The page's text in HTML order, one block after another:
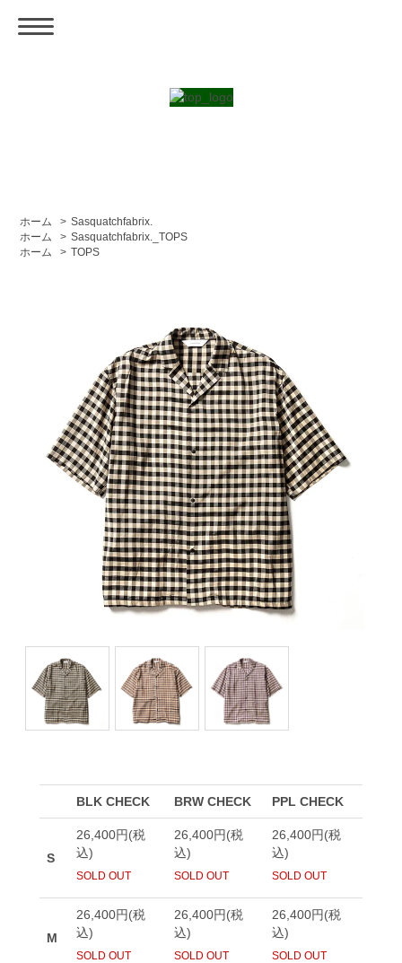
ホーム > Sasquatchfabrix.
ホーム
> Sasquatchfabrix._TOPS
ホーム
> TOPS